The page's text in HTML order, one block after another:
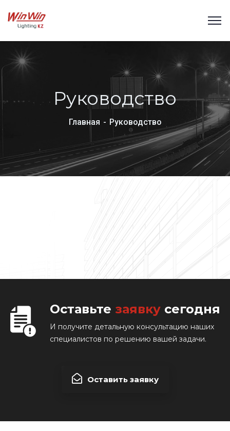
Руководство
Главная Руководство
Оставьте заявку сегодня
И получите детальную консультацию наших
специалистов по решению вашей задачи.
Оставить заявку